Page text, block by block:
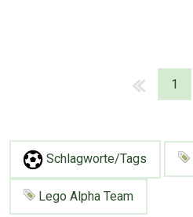
1
Schlagworte/Tags
Lego Alpha Team